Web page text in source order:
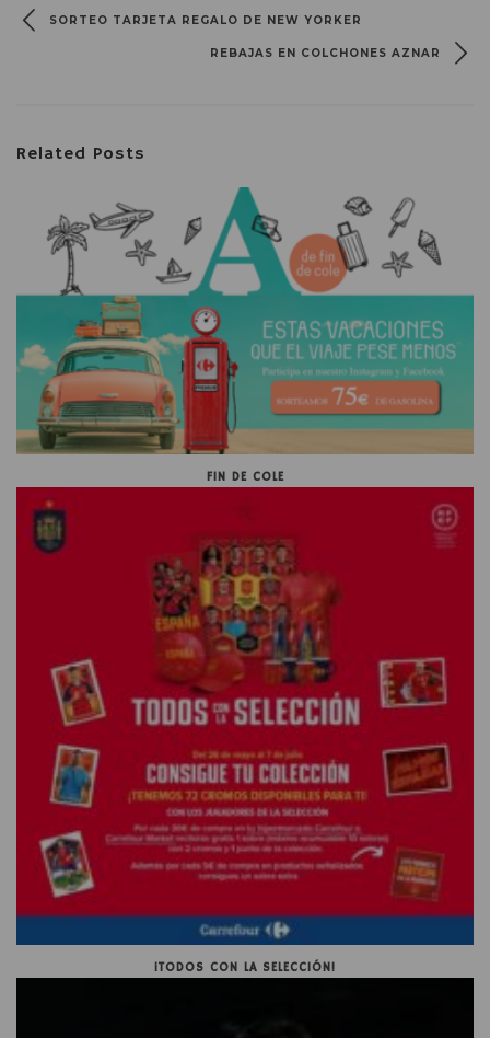
SORTEO TARJETA REGALO DE NEW YORKER
REBAJAS EN COLCHONES AZNAR
Related Posts
FIN DE COLE
¡TODOS CON LA SELECCIÓN!